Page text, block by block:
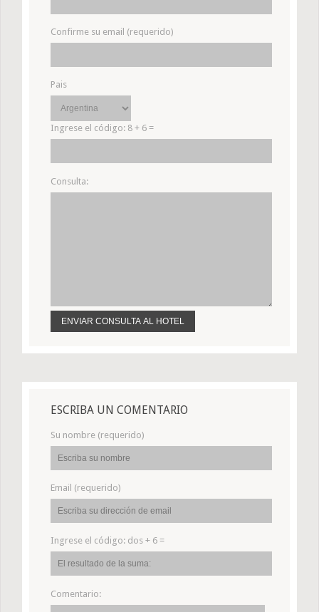
Confirme su email (requerido)
Pais
Ingrese el código: 8 + 6 =
Consulta:
ESCRIBA UN COMENTARIO
Su nombre (requerido)
Email (requerido)
Ingrese el código: dos + 6 =
Comentario: